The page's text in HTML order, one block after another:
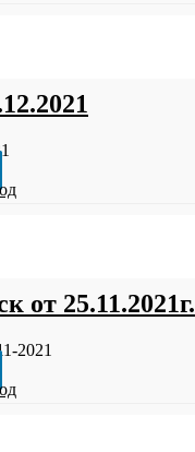
от 25.11.2021г.
2021